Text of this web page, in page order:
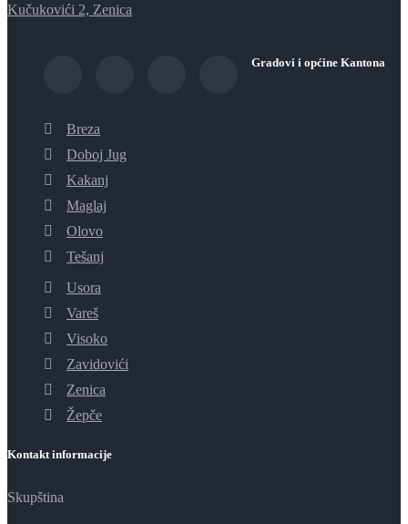
Kučukovići 2, Zenica
Gradovi i općine Kantona
Breza
Doboj Jug
Kakanj
Maglaj
Olovo
Tešanj
Usora
Vareš
Visoko
Zavidovići
Zenica
Žepče
Kontakt informacije
Skupština